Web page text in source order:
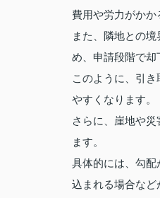
費用や労力がかか
また、隣地との
め、申請段階で却
このように、引
やすくなります。
さらに、崖地や
ます。
具体的には、勾
込まれる場合など